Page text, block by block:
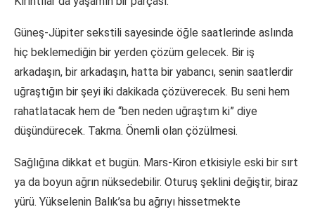
Güneş-Jüpiter sekstili sayesinde öğle saatlerinde aslında
hiç beklemediğin bir yerden çözüm gelecek. Bir iş
arkadaşın, bir arkadaşın, hatta bir yabancı, senin saatlerdir
uğraştığın bir şeyi iki dakikada çözüverecek. Bu seni hem
rahatlatacak hem de “ben neden uğraştım ki” diye
düşündürecek. Takma. Önemli olan çözülmesi.
Sağlığına dikkat et bugün. Mars-Kiron etkisiyle eski bir sırt
ya da boyun ağrın nüksedebilir. Oturuş şeklini değiştir, biraz
yürü. Yükselenin Balık’sa bu ağrıyı hissetmekte